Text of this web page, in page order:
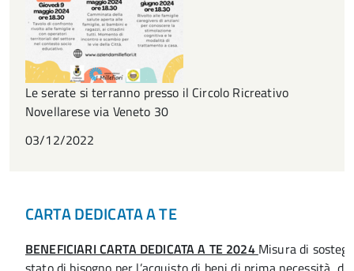
Le serate si terranno presso il Circolo Ricreativo
Novellarese via Veneto 30
03/12/2022
CARTA DEDICATA A TE
BENEFICIARI CARTA DEDICATA A TE 2024 Misura di